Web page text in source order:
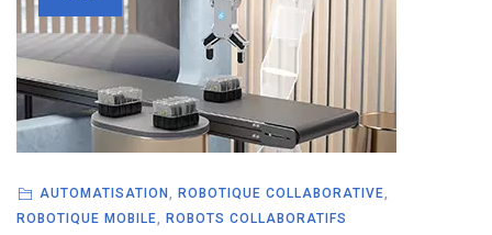
AUTOMATISATION , ROBOTIQUE COLLABORATIVE,
ROBOTIQUE MOBILE, ROBOTS COLLABORATIFS